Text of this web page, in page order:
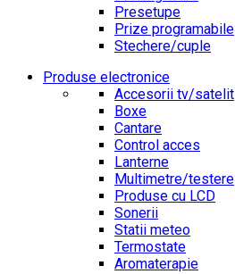
Presetupe
Prize programabile
Stechere/cuple
Produse electronice
Accesorii tv/satelit
Boxe
Cantare
Control acces
Lanterne
Multimetre/testere
Produse cu LCD
Sonerii
Statii meteo
Termostate
Aromaterapie